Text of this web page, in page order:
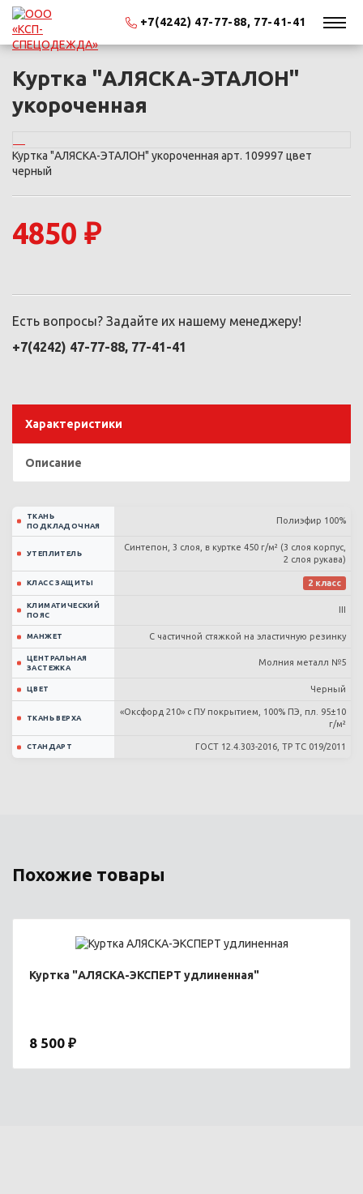
+7(4242) 47-77-88, 77-41-41
Куртка "АЛЯСКА-ЭТАЛОН"
укороченная
Куртка "АЛЯСКА-ЭТАЛОН" укороченная арт. 109997 цвет
черный
4850 ₽
Есть вопросы? Задайте их нашему менеджеру!
+7(4242) 47-77-88, 77-41-41
Характеристики
Описание
ТКАНЬ
ПОДКЛАДОЧНАЯ
Полиэфир 100%
УТЕПЛИТЕЛЬ
Синтепон, 3 слоя, в куртке 450 г/м² (3 слоя корпус,
2 слоя рукава)
КЛАСС ЗАЩИТЫ 2 класс
КЛИМАТИЧЕСКИЙ
ПОЯС
III
МАНЖЕТ С частичной стяжкой на эластичную резинку
ЦЕНТРАЛЬНАЯ
ЗАСТЕЖКА
Молния металл №5
ЦВЕТ Черный
ТКАНЬ ВЕРХА
«Оксфорд 210» с ПУ покрытием, 100% ПЭ, пл. 95±10
г/м²
СТАНДАРТ ГОСТ 12.4.303-2016, ТР ТС 019/2011
Похожие товары
Куртка "АЛЯСКА-ЭКСПЕРТ удлиненная"
8 500 ₽